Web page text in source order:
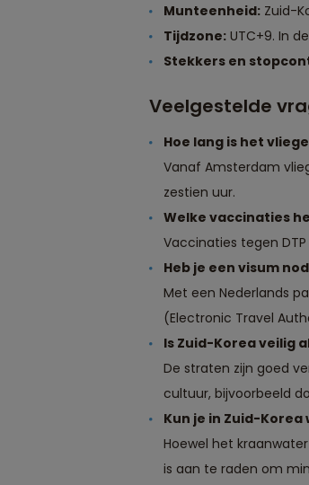
Munteenheid: Zuid-
Tijdzone: UTC+9. In
Stekkers en
Veelgestelde
Hoe lang is het
Vanaf Amsterdam
zestien uur.
Welke vaccinaties
Vaccinaties tegen
Heb je een visum
Met een Nederlands
(Electronic Travel
Is Zuid-Korea veilig
De straten zijn goed
cultuur, bijvoorbeeld
Kun je in Zuid-
Hoewel het
is aan te raden om